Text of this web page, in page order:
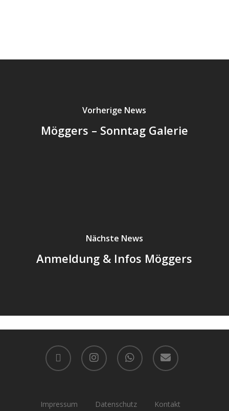
Vorherige News
Möggers – Sonntag Galerie
Nächste News
Anmeldung & Infos Möggers
facebook instagram whatsapp email
Impressum Datenschutz Kontakt